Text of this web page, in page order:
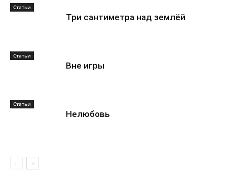
Статьи
Три сантиметра над землёй
Статьи
Вне игры
Статьи
Нелюбовь